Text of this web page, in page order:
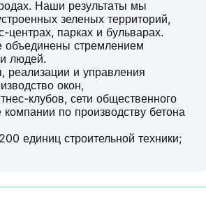
Наши результаты мы
зеленых территорий,
центрах, парках и бульварах.
объединены стремлением
людей.
реализации и управления
окон,
клубов, сети общественного
по производству бетона
единиц строительной техники;